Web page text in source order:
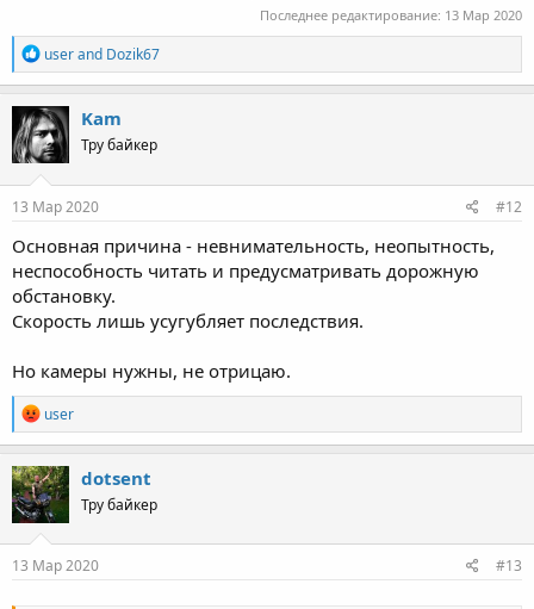
Последнее редактирование: 13 Мар 2020
R
e
a
c
t
i
o
n
s
userand Dozik67
Kam
Тру байкер
13 Мар 2020 #12
Основная причина - невнимательность, неопытность,
неспособность читать и предусматривать дорожную
обстановку.
Скорость лишь усугубляет последствия.
Но камеры нужны, не отрицаю.
R
e
a
c
t
i
o
n
s
user
dotsent
Тру байкер
13 Мар 2020 #13